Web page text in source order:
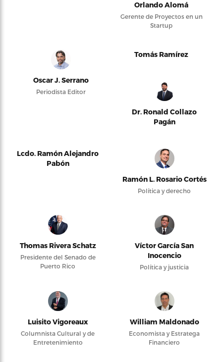
Orlando Alomá
Gerente de Proyectos en un
Startup
Oscar J. Serrano
Periodista Editor
Tomás Ramírez
Dr. Ronald Collazo
Pagán
Lcdo. Ramón Alejandro
Pabón
Ramón L. Rosario Cortés
Política y derecho
Thomas Rivera Schatz
Presidente del Senado de
Puerto Rico
Víctor García San
Inocencio
Política y justicia
Luisito Vigoreaux
Columnista Cultural y de
Entretenimiento
William Maldonado
Economista y Estratega
Financiero